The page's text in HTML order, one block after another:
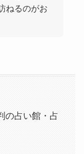
ねるのがお
の占い館・占